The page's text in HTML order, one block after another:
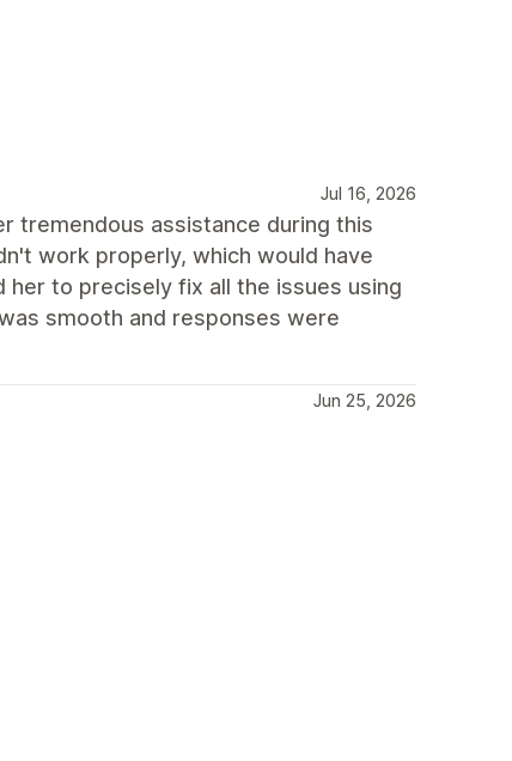
Jul 16, 2026
tremendous assistance during this
work properly, which would have
to precisely fix all the issues using
smooth and responses were
Jun 25, 2026